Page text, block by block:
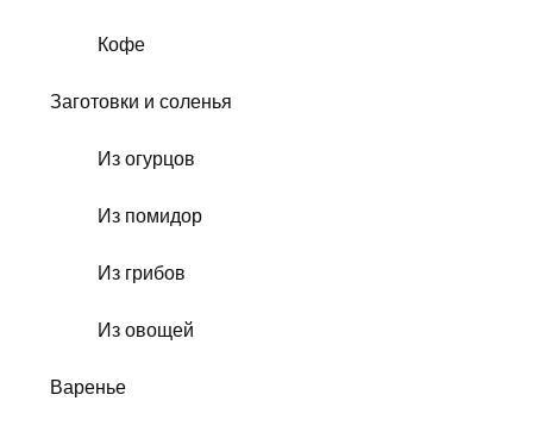
Кофе
Заготовки и соленья
Из огурцов
Из помидор
Из грибов
Из овощей
Варенье